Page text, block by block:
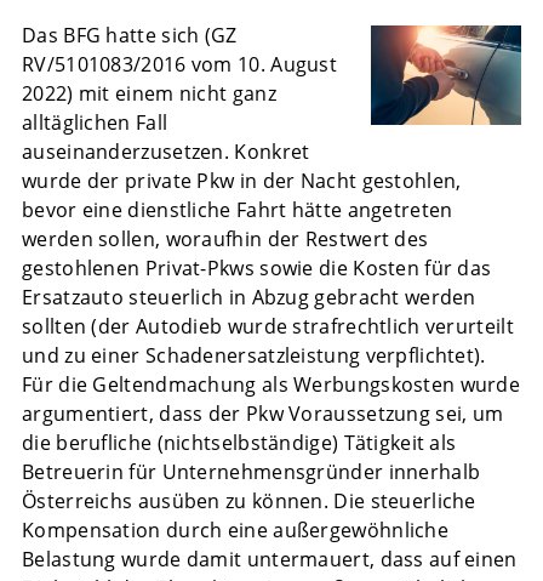
Das BFG hatte sich (GZ
RV/5101083/2016 vom 10. August
2022) mit einem nicht ganz
alltäglichen Fall
auseinanderzusetzen. Konkret
wurde der private Pkw in der Nacht gestohlen,
bevor eine dienstliche Fahrt hätte angetreten
werden sollen, woraufhin der Restwert des
gestohlenen Privat-Pkws sowie die Kosten für das
Ersatzauto steuerlich in Abzug gebracht werden
sollten (der Autodieb wurde strafrechtlich verurteilt
und zu einer Schadenersatzleistung verpflichtet).
Für die Geltendmachung als Werbungskosten wurde
argumentiert, dass der Pkw Voraussetzung sei, um
die berufliche (nichtselbständige) Tätigkeit als
Betreuerin für Unternehmensgründer innerhalb
Österreichs ausüben zu können. Die steuerliche
Kompensation durch eine außergewöhnliche
Belastung wurde damit untermauert, dass auf einen